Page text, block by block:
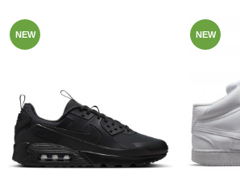
NEW NEW